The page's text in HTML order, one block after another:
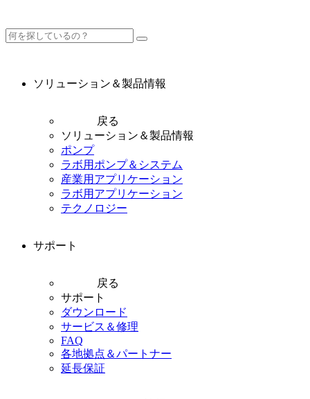
ソリューション＆製品情報
戻る
ソリューション＆製品情報
ポンプ
ラボ用ポンプ＆システム
産業用アプリケーション
ラボ用アプリケーション
テクノロジー
サポート
戻る
サポート
ダウンロード
サービス＆修理
FAQ
各地拠点＆パートナー
延長保証